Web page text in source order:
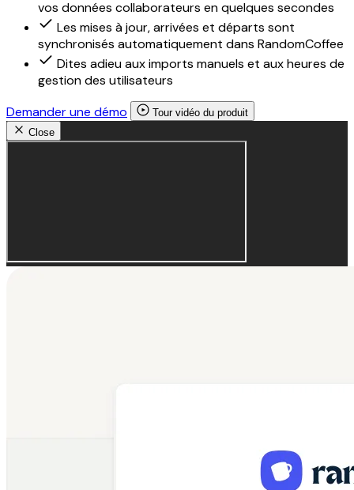
vos données collaborateurs en quelques secondes
Les mises à jour, arrivées et départs sont
synchronisés automatiquement dans RandomCoffee
Dites adieu aux imports manuels et aux heures de
gestion des utilisateurs
Demander une démo
Tour vidéo du produit
Close